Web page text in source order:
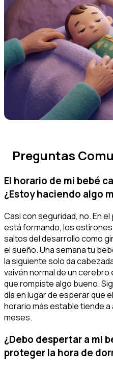
Preguntas
El horario de mi bebé
¿Estoy haciendo algo
Casi con seguridad, no. En
está formando, los
saltos del desarrollo como
el sueño. Una semana tu
la siguiente solo da
vaivén normal de un
que rompiste algo bueno.
día en lugar de esperar que
horario más estable tiende
meses.
¿Debo despertar a mi
proteger la hora de